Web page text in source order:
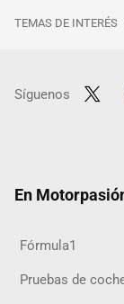
TEMAS DE INTERÉS
Síguenos
En
Fórmula1
Pruebas de